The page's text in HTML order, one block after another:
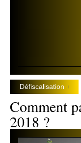
Défiscalisation
Comment
2018 ?